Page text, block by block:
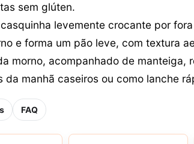
sem glúten.
levemente crocante por
e forma um pão leve, com textura
morno, acompanhado de manteiga,
manhã caseiros ou como lanche
FAQ